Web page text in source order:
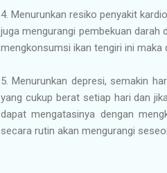
4. Menurunkan resiko penyakit
juga mengurangi pembekuan darah
mengkonsumsi ikan tengiri ini maka
5. Menurunkan depresi, semakin
yang cukup berat setiap hari dan
dapat mengatasinya dengan
secara rutin akan mengurangi